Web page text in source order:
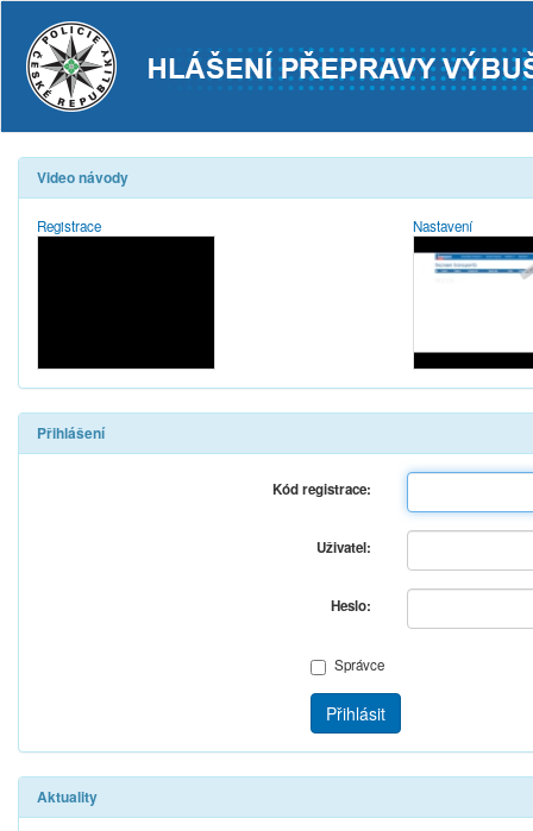
Video návody
Registrace Nastavení
Přihlášení
Kód registrace:
Uživatel:
Heslo:
Správce
Přihlásit
Aktuality